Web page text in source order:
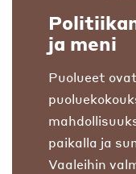
ja meni
Puolueet
paikalla ja
Vaaleihin